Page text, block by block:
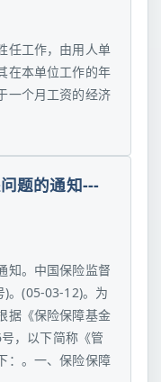
任工作，由用人单
在本单位工作的年
一个月工资的经济
题的通知---
知。中国保险监督
。(05-03-12)。为
据《保险保障基金
，以下简称《管
：。一、保险保障